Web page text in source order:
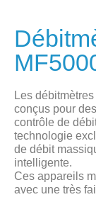
Les
conçus pour
contrôle de
technologie
de débit
intelligente.
Ces appareils
avec une très